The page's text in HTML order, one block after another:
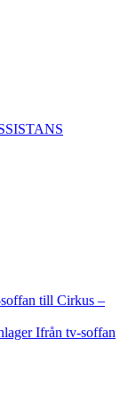
till Cirkus –
Ifrån tv-soffan